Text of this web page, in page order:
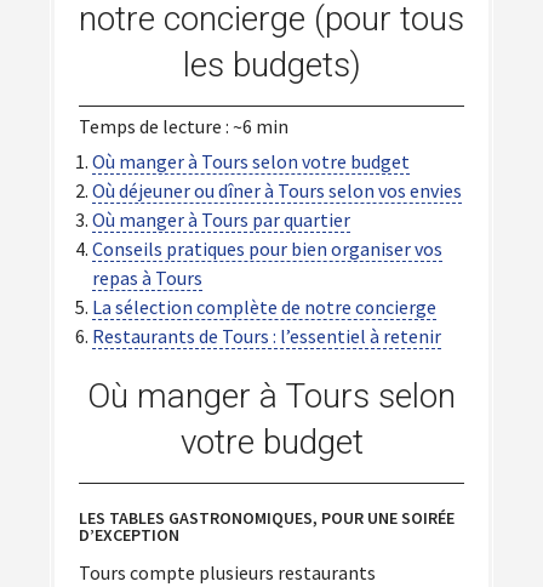
notre concierge (pour tous
les budgets)
Temps de lecture : ~6 min
Où manger à Tours selon votre budget
Où déjeuner ou dîner à Tours selon vos envies
Où manger à Tours par quartier
Conseils pratiques pour bien organiser vos
repas à Tours
La sélection complète de notre concierge
Restaurants de Tours : l’essentiel à retenir
Où manger à Tours selon
votre budget
LES TABLES GASTRONOMIQUES, POUR UNE SOIRÉE
D’EXCEPTION
Tours compte plusieurs restaurants